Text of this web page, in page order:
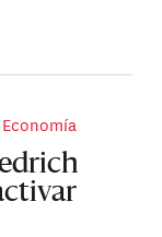
Economía